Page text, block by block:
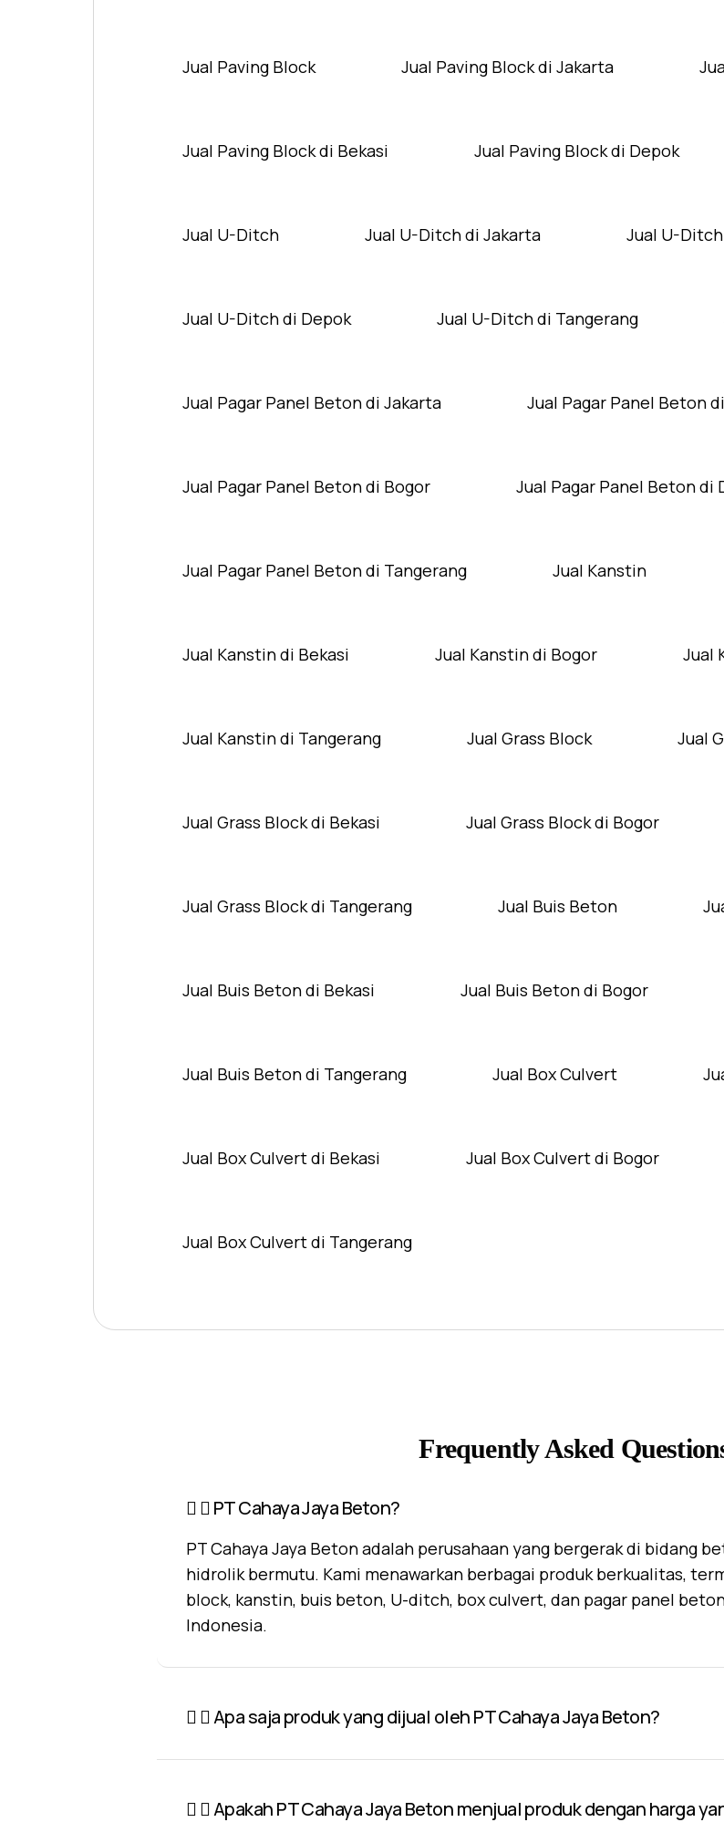
Jual Paving Block Jual Paving Block di Jakarta
Jual Paving Block di Bekasi Jual Paving Block di Depok
Jual U-Ditch Jual U-Ditch di Jakarta Jual U-
Jual U-Ditch di Depok Jual U-Ditch di Tangerang
Jual Pagar Panel Beton di Jakarta Jual Pagar Panel Beton
Jual Pagar Panel Beton di Bogor Jual Pagar Panel Beton di
Jual Pagar Panel Beton di Tangerang Jual Kanstin
Jual Kanstin di Bekasi Jual Kanstin di Bogor Jual
Jual Kanstin di Tangerang Jual Grass Block Jual
Jual Grass Block di Bekasi Jual Grass Block di Bogor
Jual Grass Block di Tangerang Jual Buis Beton
Jual Buis Beton di Bekasi Jual Buis Beton di Bogor
Jual Buis Beton di Tangerang Jual Box Culvert
Jual Box Culvert di Bekasi Jual Box Culvert di Bogor
Jual Box Culvert di Tangerang
Frequently Asked
PT Cahaya Jaya Beton?
PT Cahaya Jaya Beton adalah perusahaan yang bergerak di bidang
hidrolik bermutu. Kami menawarkan berbagai produk berkualitas,
block, kanstin, buis beton, U-ditch, box culvert, dan pagar panel
Indonesia.
Apa saja produk yang dijual oleh PT Cahaya Jaya Beton?
Apakah PT Cahaya Jaya Beton menjual produk dengan harga